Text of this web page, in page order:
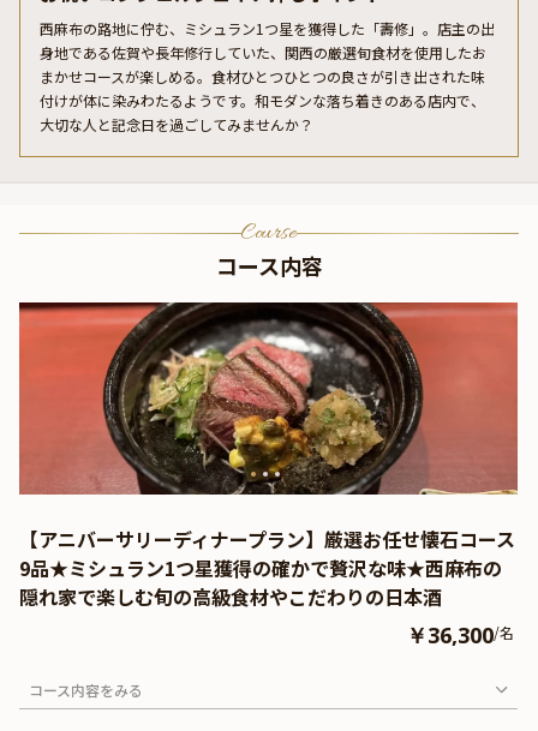
西麻布の路地に佇む、ミシュラン1つ星を獲得した「壽修」。店主の出
身地である佐賀や長年修行していた、関西の厳選旬食材を使用したお
まかせコースが楽しめる。食材ひとつひとつの良さが引き出された味
付けが体に染みわたるようです。和モダンな落ち着きのある店内で、
大切な人と記念日を過ごしてみませんか？
Course
コース内容
【アニバーサリーディナープラン】厳選お任せ懐石コース
9品★ミシュラン1つ星獲得の確かで贅沢な味★西麻布の
隠れ家で楽しむ旬の高級食材やこだわりの日本酒
￥36,300/名
コース内容をみる